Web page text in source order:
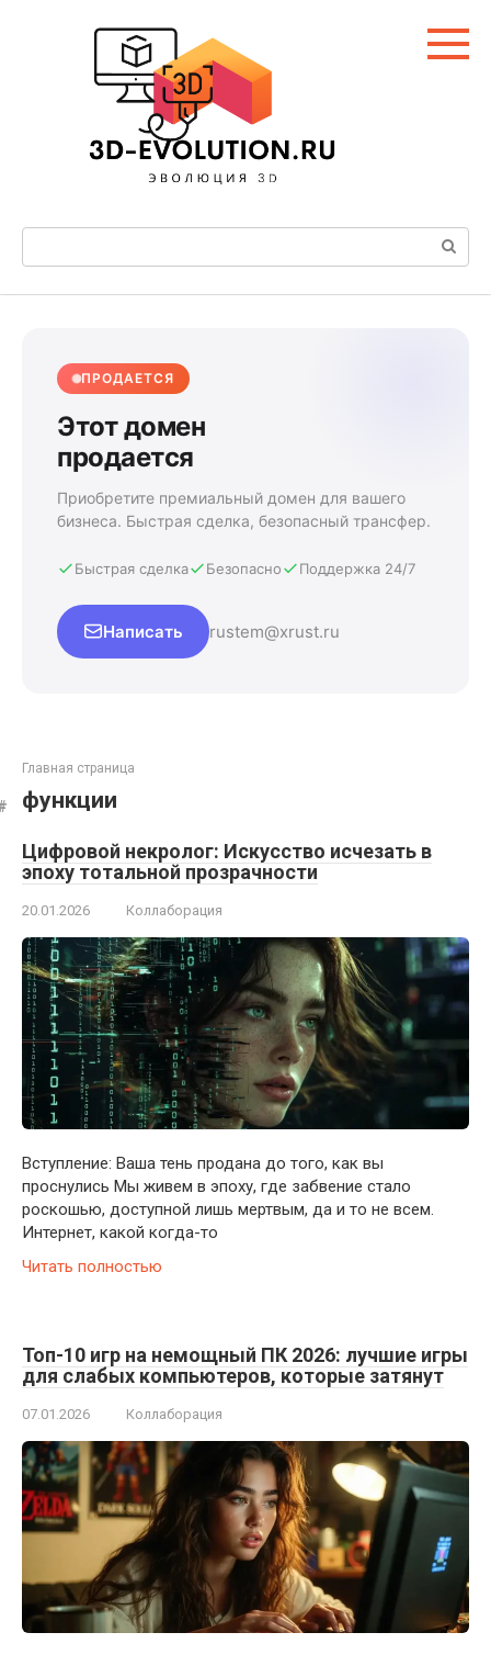
Поиск:
ПРОДАЕТСЯ
Этот домен
продается
Приобретите премиальный домен для вашего
бизнеса. Быстрая сделка, безопасный трансфер.
Быстрая сделка Безопасно Поддержка 24/7
Написать rustem@xrust.ru
Главная страница
функции
Цифровой некролог: Искусство исчезать в
эпоху тотальной прозрачности
20.01.2026 Коллаборация
Вступление: Ваша тень продана до того, как вы
проснулись Мы живем в эпоху, где забвение стало
роскошью, доступной лишь мертвым, да и то не всем.
Интернет, какой когда-то
Читать полностью
Топ-10 игр на немощный ПК 2026: лучшие игры
для слабых компьютеров, которые затянут
07.01.2026 Коллаборация